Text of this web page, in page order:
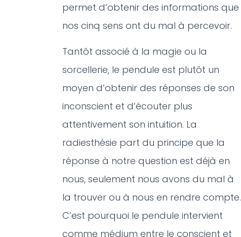
permet d’obtenir des informations que
nos cinq sens ont du mal à percevoir.
Tantôt associé à la magie ou la
sorcellerie, le pendule est plutôt un
moyen d’obtenir des réponses de son
inconscient et d’écouter plus
attentivement son intuition. La
radiesthésie part du principe que la
réponse à notre question est déjà en
nous, seulement nous avons du mal à
la trouver ou à nous en rendre compte.
C’est pourquoi le pendule intervient
comme médium entre le conscient et